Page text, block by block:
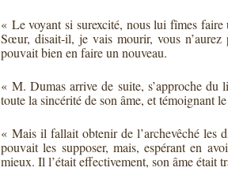
« Le voyant si surexcité, nous lui fîmes
Sœur, disait-il, je vais mourir, vous
pouvait bien en faire un nouveau.
« M. Dumas arrive de suite, s’approche du
toute la sincérité de son âme, et témoignant
« Mais il fallait obtenir de l’archevêché les
pouvait les supposer, mais, espérant en
mieux. Il l’était effectivement, son âme était